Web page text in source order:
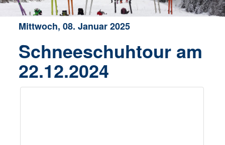
Mittwoch, 08. Januar 2025
Schneeschuhtour am
22.12.2024